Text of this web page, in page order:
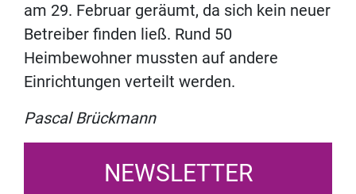
am 29. Februar geräumt, da sich kein neuer
Betreiber finden ließ. Rund 50
Heimbewohner mussten auf andere
Einrichtungen verteilt werden.
Pascal Brückmann
NEWSLETTER